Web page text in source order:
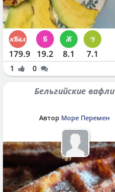
179.9 19.2 8.1 7.1
1 0
Бельгийские вафли
Автор Море Перемен